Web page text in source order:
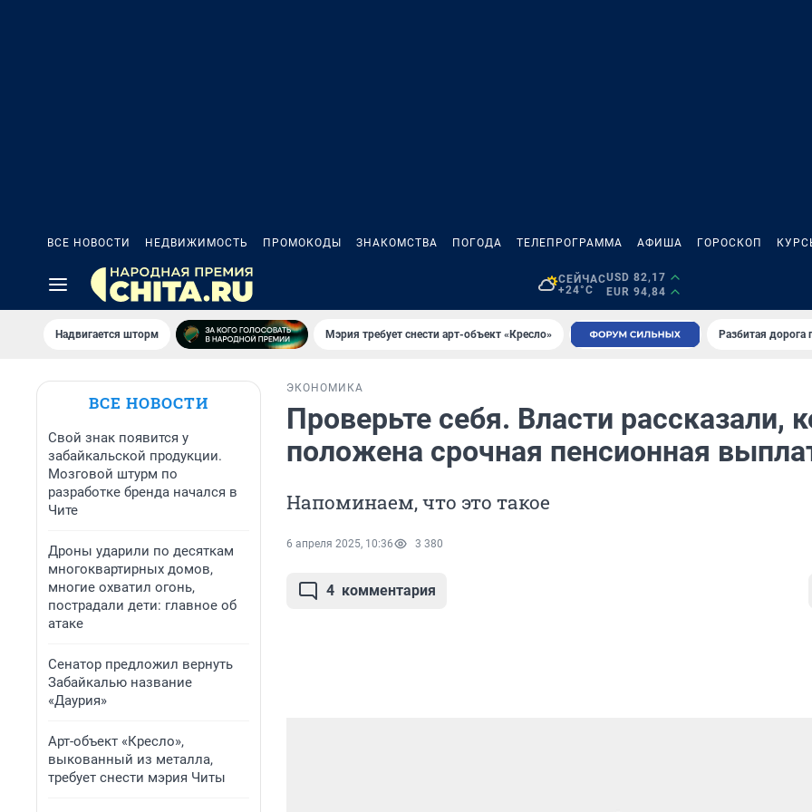
ВСЕ НОВОСТИ НЕДВИЖИМОСТЬ ПРОМОКОДЫ ЗНАКОМСТВА ПОГОДА ТЕЛЕПРОГРАММА АФИША ГОРОСКОП
СЕЙЧАС
+24°C
USD 82,17
EUR 94,84
Надвигается шторм Мэрия требует снести арт-объект «Кресло» Разбитая дорога
ВСЕ НОВОСТИ
Свой знак появится у
забайкальской продукции.
Мозговой штурм по
разработке бренда начался в
Чите
Дроны ударили по десяткам
многоквартирных домов,
многие охватил огонь,
пострадали дети: главное об
атаке
Сенатор предложил вернуть
Забайкалью название
«Даурия»
Арт-объект «Кресло»,
выкованный из металла,
требует снести мэрия Читы
ЭКОНОМИКА
Проверьте себя. Власти рассказали,
положена срочная пенсионная
Напоминаем, что это такое
6 апреля 2025, 10:36 3 380
4 комментария